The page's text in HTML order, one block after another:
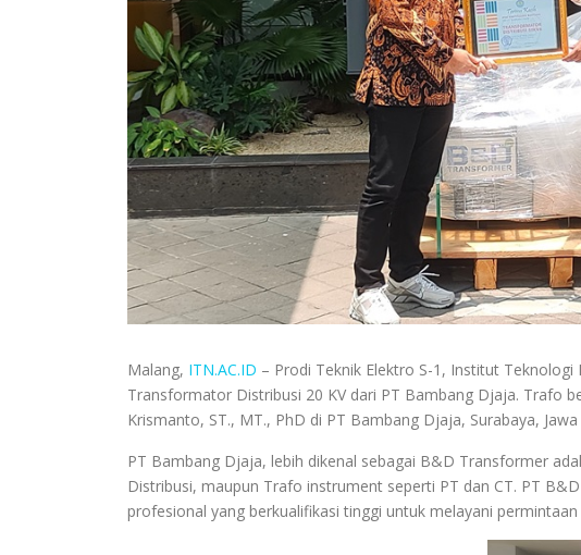
Malang, ITN.AC.ID – Prodi Teknik Elektro S-1, Institut
Transformator Distribusi 20 KV dari PT Bambang Djaja. Trafo
Krismanto, ST., MT., PhD di PT Bambang Djaja, Surabaya,
PT Bambang Djaja, lebih dikenal sebagai B&D Transformer
Distribusi, maupun Trafo instrument seperti PT dan CT. PT
profesional yang berkualifikasi tinggi untuk melayani